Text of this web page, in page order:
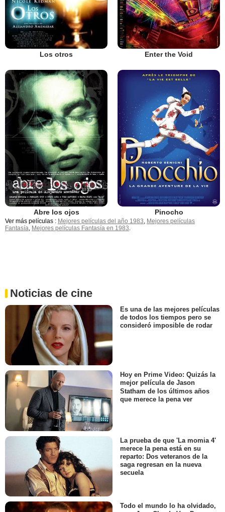
Los otros Enter the Void
Abre los ojos Pinocho
Ver más películas : Mejores películas del año 1983, Mejores películas
Fantasía, Mejores películas Fantasía en 1983.
Noticias de cine
Es una de las mejores películas
de todos los tiempos pero se
consideró imposible de rodar
Hoy en Prime Video: Quizás la
mejor película de Jason
Statham de los últimos años
que merece la pena ver
La prueba de que 'La momia 4'
merece la pena está en su
reparto: Dos veteranos de la
saga regresan en la nueva
secuela
Todo el mundo lo ha olvidado,